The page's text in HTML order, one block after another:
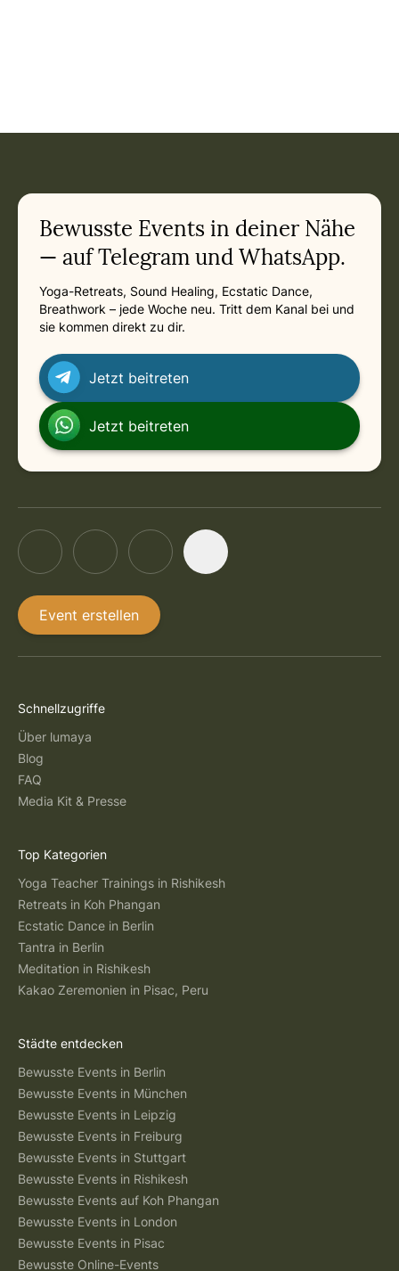
Related appointments
Bewusste Events in deiner Nähe
— auf Telegram und WhatsApp.
Yoga-Retreats, Sound Healing, Ecstatic Dance,
Breathwork – jede Woche neu. Tritt dem Kanal bei und
sie kommen direkt zu dir.
Jetzt beitreten
Jetzt beitreten
Event erstellen
Schnellzugriffe
Über lumaya
Blog
FAQ
Media Kit & Presse
Top Kategorien
Yoga Teacher Trainings in Rishikesh
Retreats in Koh Phangan
Ecstatic Dance in Berlin
Tantra in Berlin
Meditation in Rishikesh
Kakao Zeremonien in Pisac, Peru
Städte entdecken
Bewusste Events in Berlin
Bewusste Events in München
Bewusste Events in Leipzig
Bewusste Events in Freiburg
Bewusste Events in Stuttgart
Bewusste Events in Rishikesh
Bewusste Events auf Koh Phangan
Bewusste Events in London
Bewusste Events in Pisac
Bewusste Online-Events